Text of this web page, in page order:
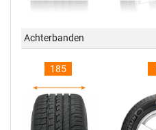
Achterbanden
185